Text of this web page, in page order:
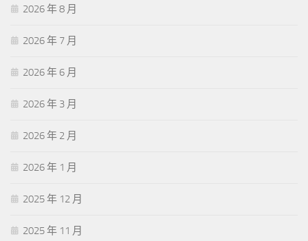
2026 年 8 月
2026 年 7 月
2026 年 6 月
2026 年 3 月
2026 年 2 月
2026 年 1 月
2025 年 12 月
2025 年 11 月